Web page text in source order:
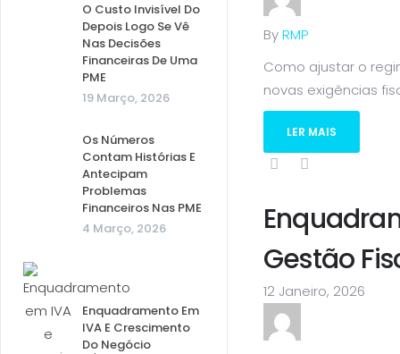
O Custo Invisível Do
Depois Logo Se Vê
Nas Decisões
Financeiras De Uma
PME
19 Março, 2026
Os Números
Contam Histórias E
Antecipam
Problemas
Financeiros Nas PME
4 Março, 2026
Enquadramento Em
IVA E Crescimento
Do Negócio
ByRMP
Como ajustar o
novas exigências
LER MAIS
Gestão
12 Janeiro, 2026